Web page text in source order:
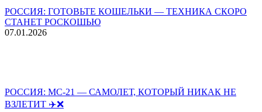
РОССИЯ: ГОТОВЬТЕ КОШЕЛЬКИ — ТЕХНИКА СКОРО
СТАНЕТ РОСКОШЬЮ
07.01.2026
РОССИЯ: МС-21 — САМОЛЕТ, КОТОРЫЙ НИКАК НЕ
ВЗЛЕТИТ ✈️❌